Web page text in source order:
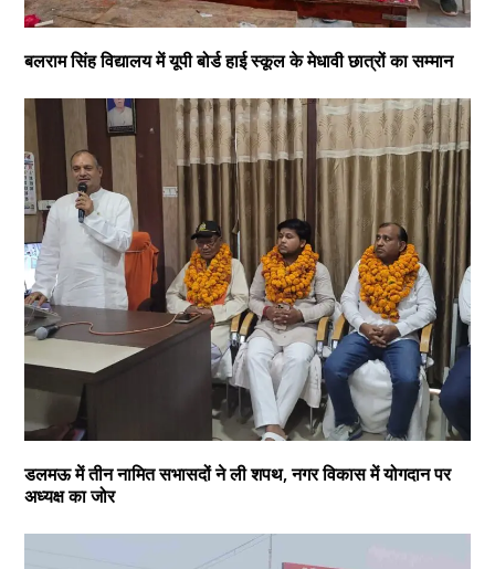
बलराम सिंह विद्यालय में यूपी बोर्ड हाई स्कूल के मेधावी छात्रों का सम्मान
डलमऊ में तीन नामित सभासदों ने ली शपथ, नगर विकास में योगदान पर
अध्यक्ष का जोर